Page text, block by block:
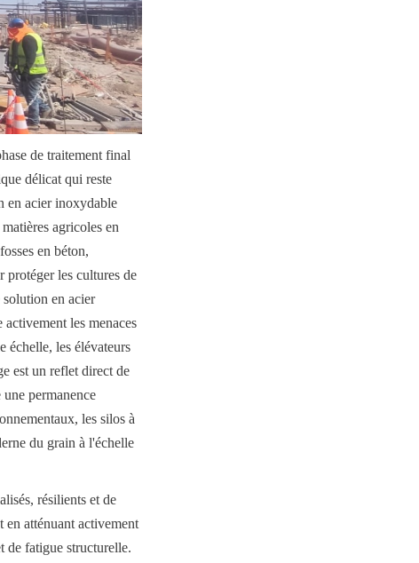
de traitement final
délicat qui reste
en acier inoxydable
agricoles en
en béton,
protéger les cultures de
en acier
les menaces
échelle, les élévateurs
est un reflet direct de
permanence
les silos à
du grain à l'échelle
résilients et de
en atténuant activement
de fatigue structurelle.